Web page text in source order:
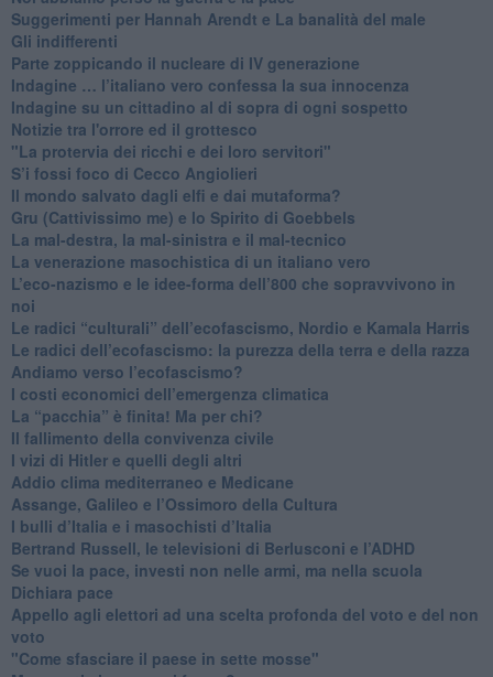
Suggerimenti per Hannah Arendt e La banalità del male
​Gli indifferenti
Parte zoppicando il nucleare di IV generazione
​Indagine … l’italiano vero confessa la sua innocenza
Indagine su un cittadino al di sopra di ogni sospetto
Notizie tra l'orrore ed il grottesco
"La protervia dei ricchi e dei loro servitori"
S’i fossi foco di Cecco Angiolieri
​Il mondo salvato dagli elfi e dai mutaforma?
Gru (Cattivissimo me) e lo Spirito di Goebbels
​La mal-destra, la mal-sinistra e il mal-tecnico
​La venerazione masochistica di un italiano vero
​L’eco-nazismo e le idee-forma dell’800 che sopravvivono in
noi
​Le radici “culturali” dell’ecofascismo, Nordio e Kamala Harris
Le radici dell’ecofascismo: la purezza della terra e della razza
Andiamo verso l’ecofascismo?
I costi economici dell’emergenza climatica
​La “pacchia” è finita! Ma per chi?
​Il fallimento della convivenza civile
​I vizi di Hitler e quelli degli altri
Addio clima mediterraneo e Medicane
​Assange, Galileo e l’Ossimoro della Cultura
​I bulli d’Italia e i masochisti d’Italia
​Bertrand Russell, le televisioni di Berlusconi e l’ADHD
​Se vuoi la pace, investi non nelle armi, ma nella scuola
​Dichiara pace
​Appello agli elettori ad una scelta profonda del voto e del non
voto
"Come sfasciare il paese in sette mosse"